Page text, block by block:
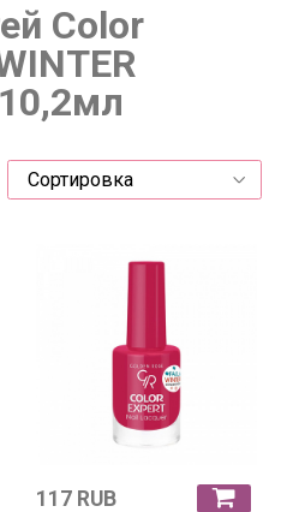
Color
117 RUB